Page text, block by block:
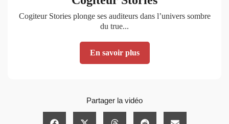
Cogiteur Stories plonge ses auditeurs dans l’univers sombre
du true...
En savoir plus
Partager la vidéo